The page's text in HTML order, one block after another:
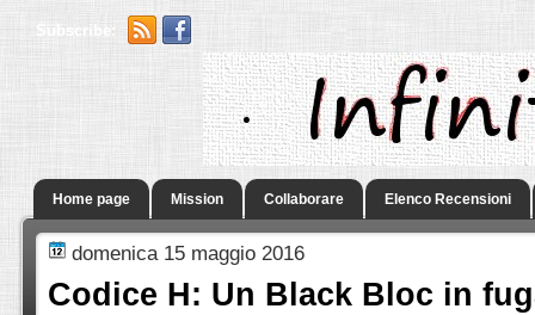
Subscribe:
.
Home page Mission Collaborare Elenco Recensioni
domenica 15 maggio 2016
Codice H: Un Black Bloc in